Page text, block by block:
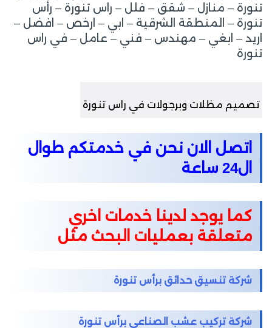
تنورة – منازل – شقق – فلل – راس تنورة – رأس
تنورة – المنطقة الشرقية – ابي – ارخص – افضل –
اريد – ابغي – مهندس – فني – عامل – في راس
تنورة
تصميم مظلات وبرجولات في راس تنورة
اتصل الان نحن في خدمتكم طوال
ال24 ساعة
كما يوجد لدينا خدمات اخري
متعلقة بعمليات البحث مثل
شركة تنسيق حدائق برأس تنورة
شركة تركيب عشب الصناعي برأس تنورة